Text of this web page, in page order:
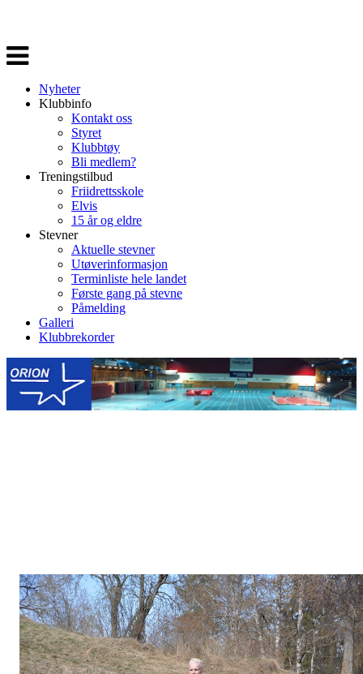
Veksle
navigasjon
Nyheter
Klubbinfo
Kontakt oss
Styret
Klubbtøy
Bli medlem?
Treningstilbud
Friidrettsskole
Elvis
15 år og eldre
Stevner
Aktuelle stevner
Utøverinformasjon
Terminliste hele landet
Første gang på stevne
Påmelding
Galleri
Klubbrekorder